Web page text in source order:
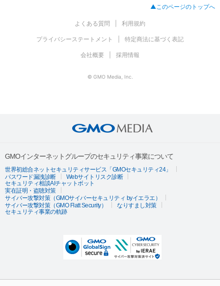
▲このページのトップへ
よくある質問 利用規約
プライバシーステートメント 特定商法に基づく表記
会社概要 採用情報
© GMO Media, Inc.
GMOインターネットグループのセキュリティ事業について
世界初総合ネットセキュリティサービス「GMOセキュリティ24」
パスワード漏洩診断
Webサイトリスク診断
セキュリティ相談AIチャットボット
実在証明・盗聴対策
サイバー攻撃対策（GMOサイバーセキュリティ byイエラエ）
サイバー攻撃対策（GMO Flatt Security）
なりすまし対策
セキュリティ事業の軌跡